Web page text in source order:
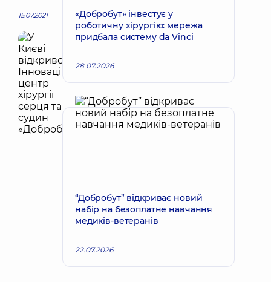
15.07.2021
«Добробут» інвестує у
роботичну хірургію: мережа
придбала систему da Vinci
28.07.2026
“Добробут” відкриває новий
набір на безоплатне навчання
медиків-ветеранів
22.07.2026